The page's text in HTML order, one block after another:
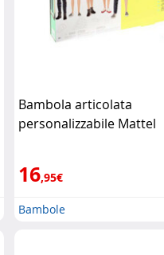
Bambola articolata
personalizzabile Mattel
16,95€
Bambole